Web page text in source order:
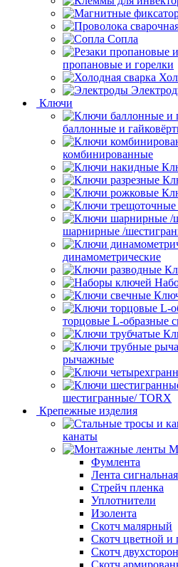
Сопла
пропановые и горелки
Ключи
баллонные и
комбинированные
шарнирные /
динамометрические
торцовые L-образные
рычажные
шестигранные/ TORX
Крепежные изделия
канаты
Фумлента
Лента сигнальная
Стрейч пленка
Уплотнители
Изолента
Скотч малярный
Скотч цветной и
Скотч
Скотч